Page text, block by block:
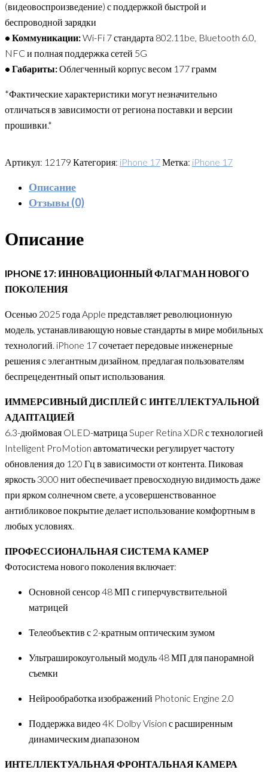
(видеовоспроизведение) с поддержкой быстрой и
беспроводной зарядки
• Коммуникации:Wi-Fi 7 стандарта 802.11be, Bluetooth 6.0,
NFC и полная поддержка сетей 5G
• Габариты:Облегченный корпус весом 177 грамм
*Фактические характеристики могут незначительно
отличаться в зависимости от региона поставки и версии
прошивки.*
Артикул: 12179 Категория: iPhone 17Метка: iPhone 17
Описание
Отзывы (0)
Описание
IPHONE 17: ИННОВАЦИОННЫЙ ФЛАГМАН НОВОГО
ПОКОЛЕНИЯ
Осенью 2025 года Apple представляет революционную
модель, устанавливающую новые стандарты в мире мобильных
технологий. iPhone 17 сочетает передовые инженерные
решения с элегантным дизайном, предлагая пользователям
беспрецедентный опыт использования.
ИММЕРСИВНЫЙ ДИСПЛЕЙ С ИНТЕЛЛЕКТУАЛЬНОЙ
АДАПТАЦИЕЙ
6.3-дюймовая OLED-матрица Super Retina XDR с технологией
Intelligent ProMotion автоматически регулирует частоту
обновления до 120 Гц в зависимости от контента. Пиковая
яркость 3000 нит обеспечивает превосходную видимость даже
при ярком солнечном свете, а усовершенствованное
антибликовое покрытие делает использование комфортным в
любых условиях.
ПРОФЕССИОНАЛЬНАЯ СИСТЕМА КАМЕР
Фотосистема нового поколения включает:
Основной сенсор 48 МП с гиперчувствительной
матрицей
Телеобъектив с 2-кратным оптическим зумом
Ультраширокоугольный модуль 48 МП для панорамной
съемки
Нейрообработка изображений Photonic Engine 2.0
Поддержка видео 4K Dolby Vision с расширенным
динамическим диапазоном
ИНТЕЛЛЕКТУАЛЬНАЯ ФРОНТАЛЬНАЯ КАМЕРА